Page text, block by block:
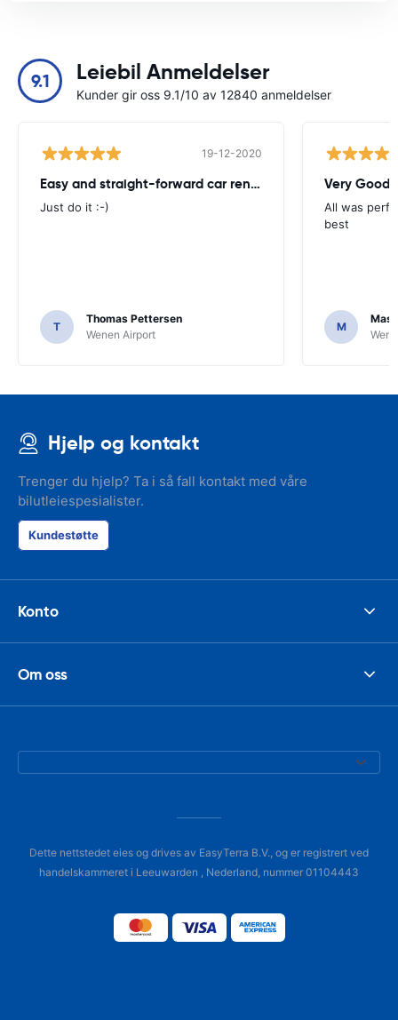
9.1 Leiebil Anmeldelser
Kunder gir oss 9.1/10 av 12840 anmeldelser
19-12-2020
Easy and straight-forward car rental
Just do it :-)
T
Thomas Pettersen
Wenen Airport
Very Good
All was
best
M
Hjelp og kontakt
Trenger du hjelp? Ta i så fall kontakt med våre
bilutleiespesialister.
Kundestøtte
Konto
Om oss
Dette nettstedet eies og drives av EasyTerra B.V., og er registrert ved
handelskammeret i Leeuwarden , Nederland, nummer 01104443